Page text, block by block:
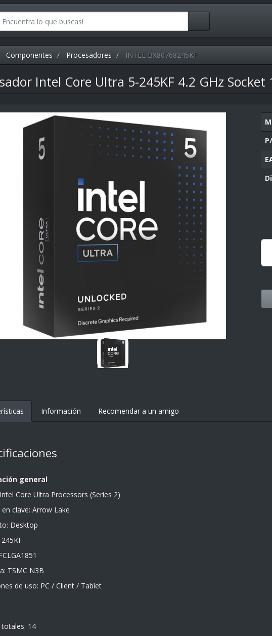
Componentes Procesadores INTEL BX80768245KF
Intel Core Ultra 5-245KF 4.2 GHz Socket
Información Recomendar a un amigo
general
Core Ultra Processors (Series 2)
clave: Arrow Lake
Desktop
TSMC N3B
de uso: PC / Client / Tablet
14